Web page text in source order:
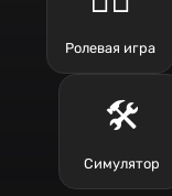
Ролевая игра
🛠️
Симулятор